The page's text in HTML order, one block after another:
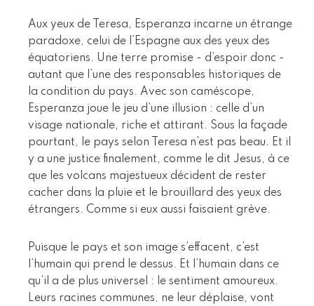
Aux yeux de Teresa, Esperanza incarne un étrange
paradoxe, celui de l’Espagne aux des yeux des
équatoriens. Une terre promise - d’espoir donc -
autant que l’une des responsables historiques de
la condition du pays. Avec son caméscope,
Esperanza joue le jeu d’une illusion : celle d’un
visage nationale, riche et attirant. Sous la façade
pourtant, le pays selon Teresa n’est pas beau. Et il
y a une justice finalement, comme le dit Jesus, à ce
que les volcans majestueux décident de rester
cacher dans la pluie et le brouillard des yeux des
étrangers. Comme si eux aussi faisaient grève.
Puisque le pays et son image s’effacent, c’est
l’humain qui prend le dessus. Et l’humain dans ce
qu’il a de plus universel : le sentiment amoureux.
Leurs racines communes, ne leur déplaise, vont